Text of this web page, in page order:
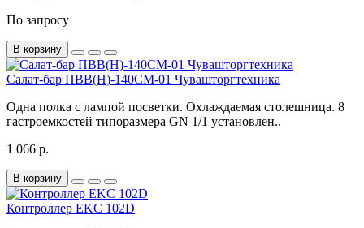
По запросу
В корзину
Салат-бар ПВВ(Н)-140СМ-01 Чувашторгтехника
Одна полка с лампой посветки. Охлаждаемая столешница. 8
гастроемкостей типоразмера GN 1/1 установлен..
1 066 р.
В корзину
Контроллер EKC 102D